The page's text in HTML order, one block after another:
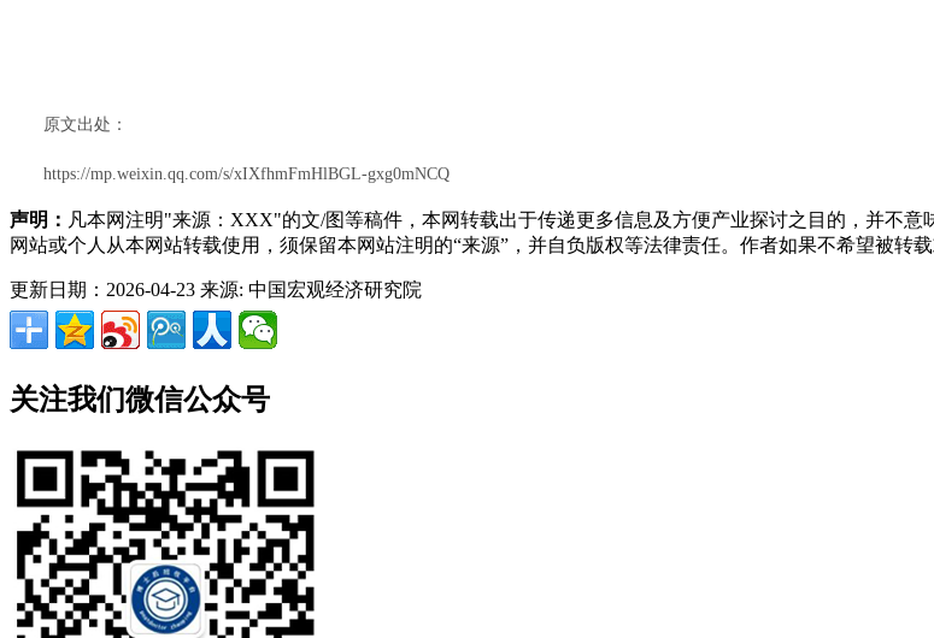
原文出处：
https://mp.weixin.qq.com/s/xIXfhmFmHlBGL-gxg0mNCQ
声明： 凡本网注明"来源：XXX"的文/图等稿件，本网转载出于传递更多信息及方便产业探讨之目的，并不
网站或个人从本网站转载使用，须保留本网站注明的“来源”，并自负版权等法律责任。作者如果不希望被转
更新日期：2026-04-23 来源: 中国宏观经济研究院
关注我们微信公众号